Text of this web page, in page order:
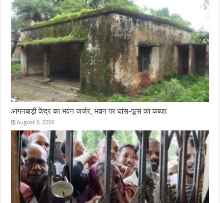
k
p
आंगनबाड़ी केंद्र का भवन जर्जर, भवन पर घांस-फूस का कब्जा
August 6, 2026